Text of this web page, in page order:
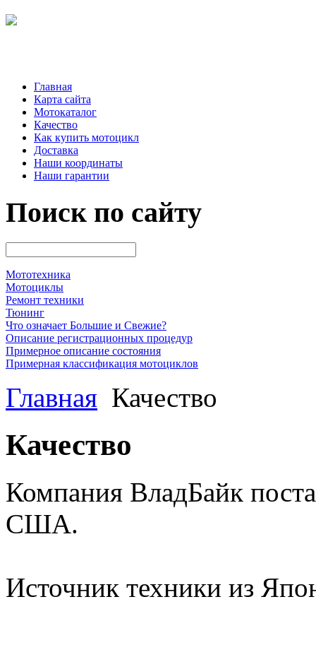
Главная
Карта сайта
Мотокаталог
Качество
Как купить мотоцикл
Доставка
Наши координаты
Наши гарантии
Поиск по сайту
Мототехника
Мотоциклы
Ремонт техники
Тюнинг
Что означает Большие и Свежие?
Описание регистрационных процедур
Примерное описание состояния
Примерная классификация мотоциклов
Главная Качество
Качество
Компания ВладБайк
США.
Источник техники из